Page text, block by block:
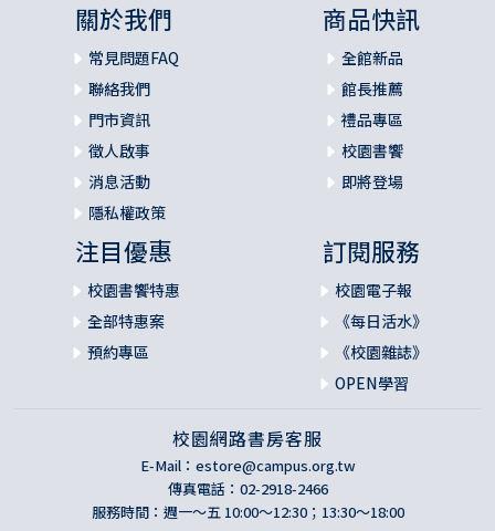
關於我們
常見問題FAQ
聯絡我們
門市資訊
徵人啟事
消息活動
隱私權政策
商品快訊
全館新品
館長推薦
禮品專區
校園書饗
即將登場
注目優惠
校園書饗特惠
全部特惠案
預約專區
訂閱服務
校園電子報
《每日活水》
《校園雜誌》
OPEN學習
校園網路書房客服
E-Mail： estore@campus.org.tw
傳真電話：02-2918-2466
服務時間：週一～五 10:00～12:30；13:30～18:00